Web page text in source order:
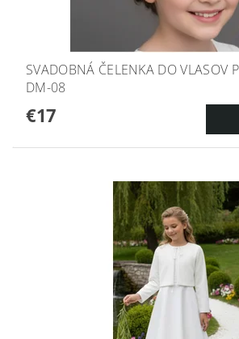
SVADOBNÁ ČELENKA DO VLASOV
DM-08
€17